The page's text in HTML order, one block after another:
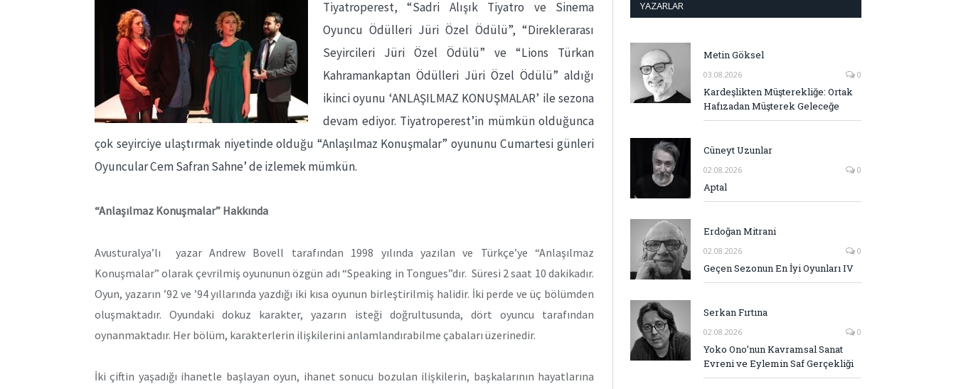
Tiyatroperest, “Sadri Alışık Tiyatro ve Sinema
Oyuncu Ödülleri Jüri Özel Ödülü”, “Direklerarası
Seyircileri Jüri Özel Ödülü” ve “Lions Türkan
Kahramankaptan Ödülleri Jüri Özel Ödülü” aldığı
ikinci oyunu ‘ANLAŞILMAZ KONUŞMALAR’ ile sezona
devam ediyor. Tiyatroperest’in mümkün olduğunca
çok seyirciye ulaştırmak niyetinde olduğu “Anlaşılmaz Konuşmalar” oyununu Cumartesi günleri
Oyuncular Cem Safran Sahne’ de izlemek mümkün.
“Anlaşılmaz Konuşmalar” Hakkında
Avusturalya’lı yazar Andrew Bovell tarafından 1998 yılında yazılan ve Türkçe’ye “Anlaşılmaz
Konuşmalar” olarak çevrilmiş oyununun özgün adı “Speaking in Tongues”dır. Süresi 2 saat 10 dakikadır.
Oyun, yazarın ’92 ve ’94 yıllarında yazdığı iki kısa oyunun birleştirilmiş halidir. İki perde ve üç bölümden
oluşmaktadır. Oyundaki dokuz karakter, yazarın isteği doğrultusunda, dört oyuncu tarafından
oynanmaktadır. Her bölüm, karakterlerin ilişkilerini anlamlandırabilme çabaları üzerinedir.
İki çiftin yaşadığı ihanetle başlayan oyun, ihanet sonucu bozulan ilişkilerin, başkalarının hayatlarına
YAZARLAR
Metin Göksel
03.08.2026 0
Kardeşlikten Müşterekliğe: Ortak
Hafızadan Müşterek Geleceğe
Cüneyt Uzunlar
02.08.2026 0
Aptal
Erdoğan Mitrani
02.08.2026 0
Geçen Sezonun En İyi Oyunları IV
Serkan Fırtına
02.08.2026 0
Yoko Ono’nun Kavramsal Sanat
Evreni ve Eylemin Saf Gerçekliği